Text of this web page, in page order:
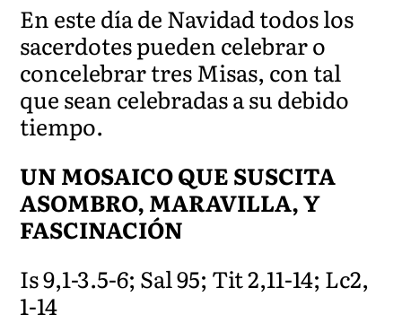
En este día de Navidad todos los
sacerdotes pueden celebrar o
concelebrar tres Misas, con tal
que sean celebradas a su debido
tiempo.
UN MOSAICO QUE SUSCITA
ASOMBRO, MARAVILLA, Y
FASCINACIÓN
Is 9,1-3.5-6; Sal 95; Tit 2,11-14; Lc2,
1-14